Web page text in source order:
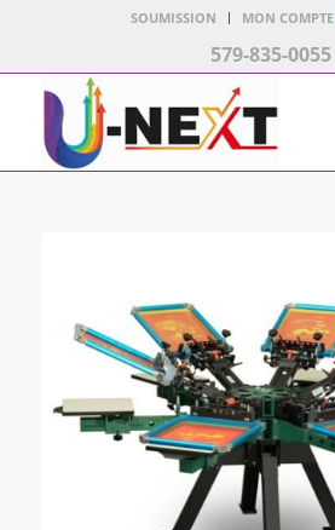
SOUMISSION MON COMPTE
579-835-0055